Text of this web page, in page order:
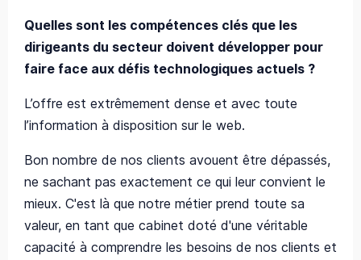
Quelles sont les compétences clés que les
dirigeants du secteur doivent développer pour
faire face aux défis technologiques actuels ?
L’offre est extrêmement dense et avec toute
l’information à disposition sur le web.
Bon nombre de nos clients avouent être dépassés,
ne sachant pas exactement ce qui leur convient le
mieux. C'est là que notre métier prend toute sa
valeur, en tant que cabinet doté d'une véritable
capacité à comprendre les besoins de nos clients et